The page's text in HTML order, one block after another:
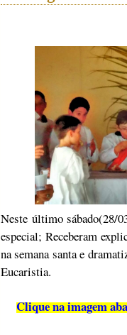
Neste último sábado(28/
especial; Receberam
na semana santa e
Eucaristia.
Clique na imagem